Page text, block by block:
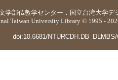
学部仏教学センター ． 国立台湾大学デ
Taiwan University Library © 1995 -
doi:10.6681/